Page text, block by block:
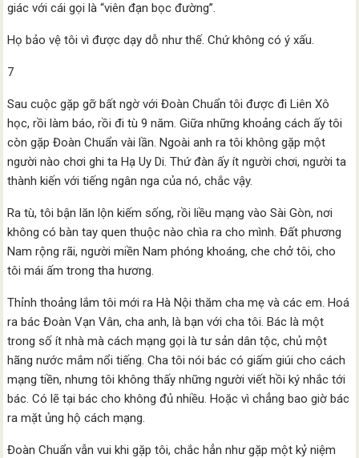
giác với cái gọi là “viên đạn bọc đường”.
Họ bảo vệ tôi vì được dạy dỗ như thế. Chứ không có ý xấu.
7
Sau cuộc gặp gỡ bất ngờ với Đoàn Chuẩn tôi được đi Liên Xô
học, rồi làm báo, rồi đi tù 9 năm. Giữa những khoảng cách ấy tôi
còn gặp Đoàn Chuẩn vài lần. Ngoài anh ra tôi không gặp một
người nào chơi ghi ta Hạ Uy Di. Thứ đàn ấy ít người chơi, người ta
thành kiến với tiếng ngân nga của nó, chắc vậy.
Ra tù, tôi bận lăn lộn kiếm sống, rồi liều mạng vào Sài Gòn, nơi
không có bàn tay quen thuộc nào chìa ra cho mình. Đất phương
Nam rộng rãi, người miền Nam phóng khoáng, che chở tôi, cho
tôi mái ấm trong tha hương.
Thỉnh thoảng lắm tôi mới ra Hà Nội thăm cha mẹ và các em. Hoá
ra bác Đoàn Vạn Vân, cha anh, là bạn với cha tôi. Bác là một
trong số ít nhà mà cách mạng gọi là tư sản dân tộc, chủ một
hãng nước mắm nổi tiếng. Cha tôi nói bác có giấm giúi cho cách
mạng tiền, nhưng tôi không thấy những người viết hồi ký nhắc tới
bác. Có lẽ tại bác cho không đủ nhiều. Hoặc vì chẳng bao giờ bác
ra mặt ủng hộ cách mạng.
Đoàn Chuẩn vẫn vui khi gặp tôi, chắc hẳn như gặp một kỷ niệm